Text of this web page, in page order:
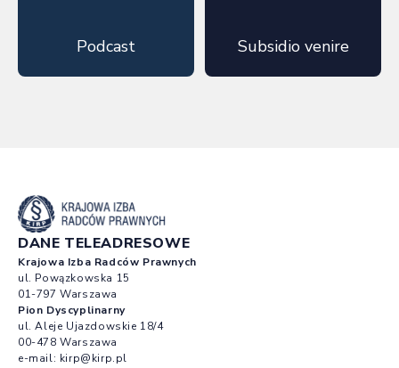
Podcast Subsidio venire
DANE TELEADRESOWE
Krajowa Izba Radców Prawnych
ul. Powązkowska 15
01-797 Warszawa
Pion Dyscyplinarny
ul. Aleje Ujazdowskie 18/4
00-478 Warszawa
e-mail: kirp@kirp.pl